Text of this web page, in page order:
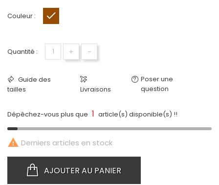
Couleur :
Quantité : + -
Guide des
tailles
Livraisons
Poser une
question
Dépêchez-vous plus que 1 article(s) disponible(s) !!
 Derniers articles en stock
AJOUTER AU PANIER